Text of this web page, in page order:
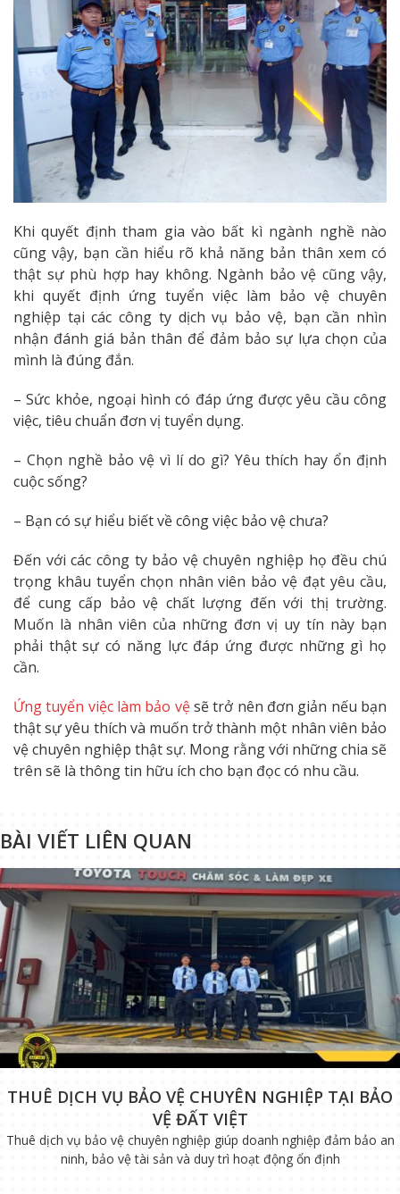
Khi quyết định tham gia vào bất kì ngành nghề nào
cũng vậy, bạn cần hiểu rõ khả năng bản thân xem có
thật sự phù hợp hay không. Ngành bảo vệ cũng vậy,
khi quyết định ứng tuyển việc làm bảo vệ chuyên
nghiệp tại các công ty dịch vụ bảo vệ, bạn cần nhìn
nhận đánh giá bản thân để đảm bảo sự lựa chọn của
mình là đúng đắn.
– Sức khỏe, ngoại hình có đáp ứng được yêu cầu công
việc, tiêu chuẩn đơn vị tuyển dụng.
– Chọn nghề bảo vệ vì lí do gì? Yêu thích hay ổn định
cuộc sống?
– Bạn có sự hiểu biết về công việc bảo vệ chưa?
Đến với các công ty bảo vệ chuyên nghiệp họ đều chú
trọng khâu tuyển chọn nhân viên bảo vệ đạt yêu cầu,
để cung cấp bảo vệ chất lượng đến với thị trường.
Muốn là nhân viên của những đơn vị uy tín này bạn
phải thật sự có năng lực đáp ứng được những gì họ
cần.
Ứng tuyển việc làm bảo vệsẽ trở nên đơn giản nếu bạn
thật sự yêu thích và muốn trở thành một nhân viên bảo
vệ chuyên nghiệp thật sự. Mong rằng với những chia sẽ
trên sẽ là thông tin hữu ích cho bạn đọc có nhu cầu.
BÀI VIẾT LIÊN QUAN
THUÊ DỊCH VỤ BẢO VỆ CHUYÊN NGHIỆP TẠI BẢO
VỆ ĐẤT VIỆT
Thuê dịch vụ bảo vệ chuyên nghiệp giúp doanh nghiệp đảm bảo an
ninh, bảo vệ tài sản và duy trì hoạt động ổn định